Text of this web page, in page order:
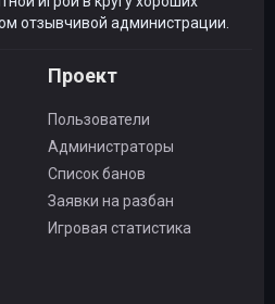
отзывчивой администрации.
Проект
Пользователи
Администраторы
Список банов
Заявки на разбан
Игровая статистика